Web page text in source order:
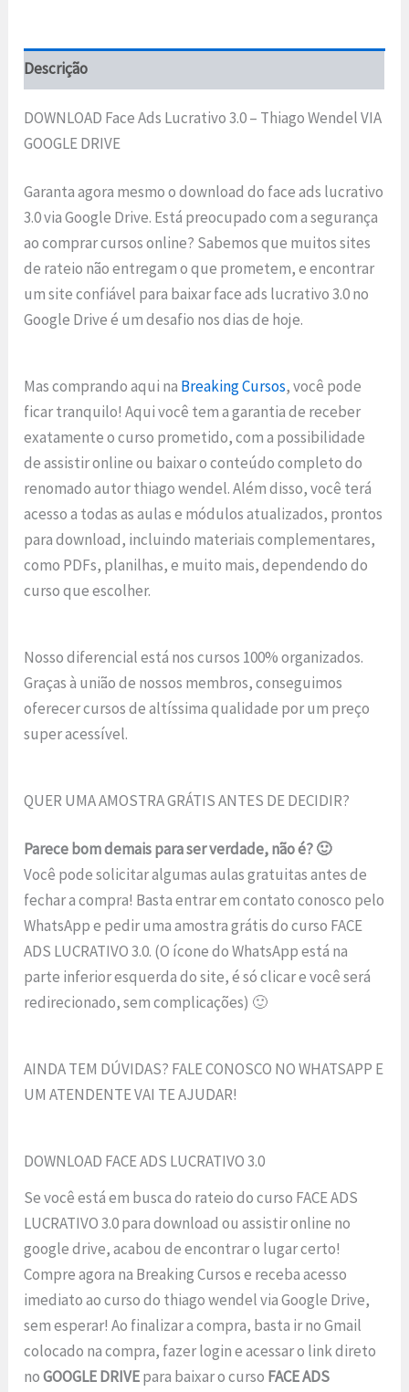
Descrição
DOWNLOAD Face Ads Lucrativo 3.0 – Thiago Wendel VIA
GOOGLE DRIVE
Garanta agora mesmo o download do face ads lucrativo
3.0 via Google Drive. Está preocupado com a segurança
ao comprar cursos online? Sabemos que muitos sites
de rateio não entregam o que prometem, e encontrar
um site confiável para baixar face ads lucrativo 3.0 no
Google Drive é um desafio nos dias de hoje.
Mas comprando aqui na Breaking Cursos, você pode
ficar tranquilo! Aqui você tem a garantia de receber
exatamente o curso prometido, com a possibilidade
de assistir online ou baixar o conteúdo completo do
renomado autor thiago wendel. Além disso, você terá
acesso a todas as aulas e módulos atualizados, prontos
para download, incluindo materiais complementares,
como PDFs, planilhas, e muito mais, dependendo do
curso que escolher.
Nosso diferencial está nos cursos 100% organizados.
Graças à união de nossos membros, conseguimos
oferecer cursos de altíssima qualidade por um preço
super acessível.
QUER UMA AMOSTRA GRÁTIS ANTES DE DECIDIR?
Parece bom demais para ser verdade, não é? 🙂
Você pode solicitar algumas aulas gratuitas antes de
fechar a compra! Basta entrar em contato conosco pelo
WhatsApp e pedir uma amostra grátis do curso FACE
ADS LUCRATIVO 3.0. (O ícone do WhatsApp está na
parte inferior esquerda do site, é só clicar e você será
redirecionado, sem complicações) 🙂
AINDA TEM DÚVIDAS? FALE CONOSCO NO WHATSAPP E
UM ATENDENTE VAI TE AJUDAR!
DOWNLOAD FACE ADS LUCRATIVO 3.0
Se você está em busca do rateio do curso FACE ADS
LUCRATIVO 3.0 para download ou assistir online no
google drive, acabou de encontrar o lugar certo!
Compre agora na Breaking Cursos e receba acesso
imediato ao curso do thiago wendel via Google Drive,
sem esperar! Ao finalizar a compra, basta ir no Gmail
colocado na compra, fazer login e acessar o link direto
noGOOGLE DRIVEpara baixar o curso FACE ADS